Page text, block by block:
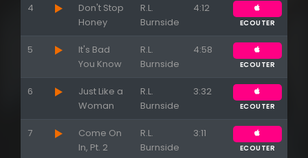
4
Don't Stop
Honey
R.L.
Burnside
4:12
ECOUTER
5
It's Bad
You Know
R.L.
Burnside
4:58
ECOUTER
6
Just Like a
Woman
R.L.
Burnside
3:32
ECOUTER
7
Come On
In, Pt. 2
R.L.
Burnside
3:11
ECOUTER